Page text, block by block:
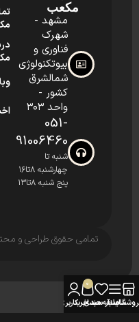
مکعب
مشهد -
شهرک
فناوری و
بیوتکنولوژی
شمالشرق
کشور -
واحد ۳۰۳
051-
91006460
شنبه تا
چهارشنبه ۸تا۱۶
پنج شنبه ۸تا۱۳
تمامی حقوق طراحی و
سایدبار
علاقه مندی
0
سبد خرید
حساب کاربری من